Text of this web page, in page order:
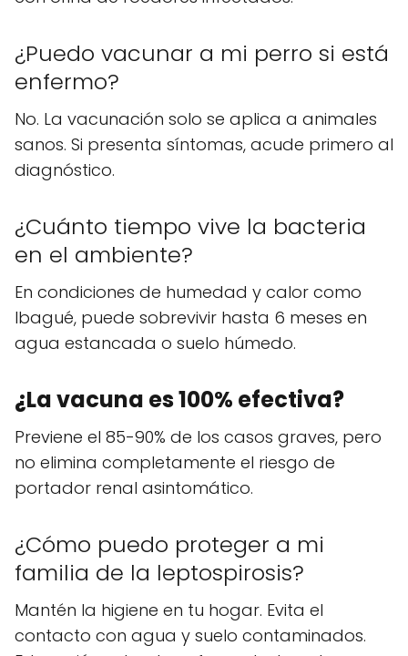
¿Puedo vacunar a mi perro si está
enfermo?
No. La vacunación solo se aplica a animales
sanos. Si presenta síntomas, acude primero al
diagnóstico.
¿Cuánto tiempo vive la bacteria
en el ambiente?
En condiciones de humedad y calor como
Ibagué, puede sobrevivir hasta 6 meses en
agua estancada o suelo húmedo.
¿La vacuna es 100% efectiva?
Previene el 85-90% de los casos graves, pero
no elimina completamente el riesgo de
portador renal asintomático.
¿Cómo puedo proteger a mi
familia de la leptospirosis?
Mantén la higiene en tu hogar. Evita el
contacto con agua y suelo contaminados.